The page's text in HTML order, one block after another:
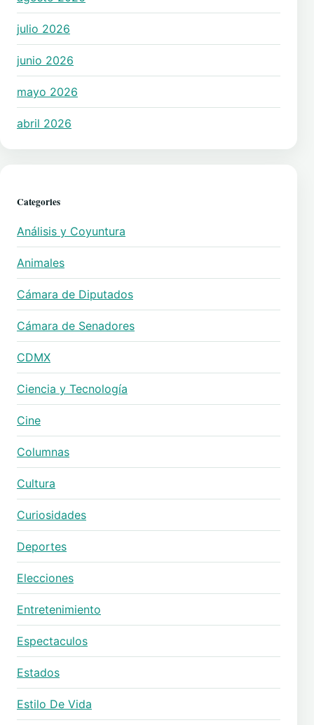
julio 2026
junio 2026
mayo 2026
abril 2026
Categories
Análisis y Coyuntura
Animales
Cámara de Diputados
Cámara de Senadores
CDMX
Ciencia y Tecnología
Cine
Columnas
Cultura
Curiosidades
Deportes
Elecciones
Entretenimiento
Espectaculos
Estados
Estilo De Vida